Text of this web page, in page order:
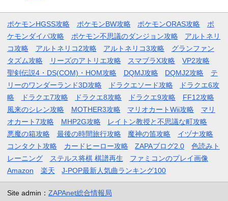
ポケモンHGSS攻略 ポケモンBW攻略 ポケモンORAS攻略
ポ
ケモンダイパ攻略
ポケモン不思議のダンジョン攻略
アルトネリ
コ攻略
アルトネリコ2攻略 アルトネリコ3攻略
グランファン
タズム攻略
リーズのアトリエ攻略 スマブラX攻略
VP2攻略
聖剣伝説4・DS(COM)・HOM攻略
DQMJ攻略 DQMJ2攻略
テ
リーのワンダーランド3D攻略
ドラクエソード攻略
ドラクエ6攻
略
ドラクエ7攻略 ドラクエ8攻略 ドラクエ9攻略
FF12攻略
風来のシレン攻略
MOTHER3攻略 マリオカートWii攻略
マリ
オカート7攻略
MHP2G攻略
レイトン教授と不思議な町攻略
悪魔の箱攻略
最後の時間旅行攻略 魔神の笛攻略
イヅナ攻略
コンタクト攻略
カードヒーロー攻略 ZAPAブログ2.0
色読みト
レーニング
ステルス将棋 棋譜再生
ファミコンのプレイ画像
Amazon
楽天 J-POP最新人気曲ランキング100
Site admin： ZAPAnet総合情報局